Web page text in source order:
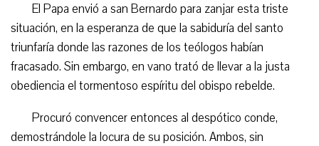
El Papa envió a san Bernardo para zanjar esta triste
situación, en la esperanza de que la sabiduría del santo
triunfaría donde las razones de los teólogos habían
fracasado. Sin embargo, en vano trató de llevar a la justa
obediencia el tormentoso espíritu del obispo rebelde.
Procuró convencer entonces al despótico conde,
demostrándole la locura de su posición. Ambos, sin